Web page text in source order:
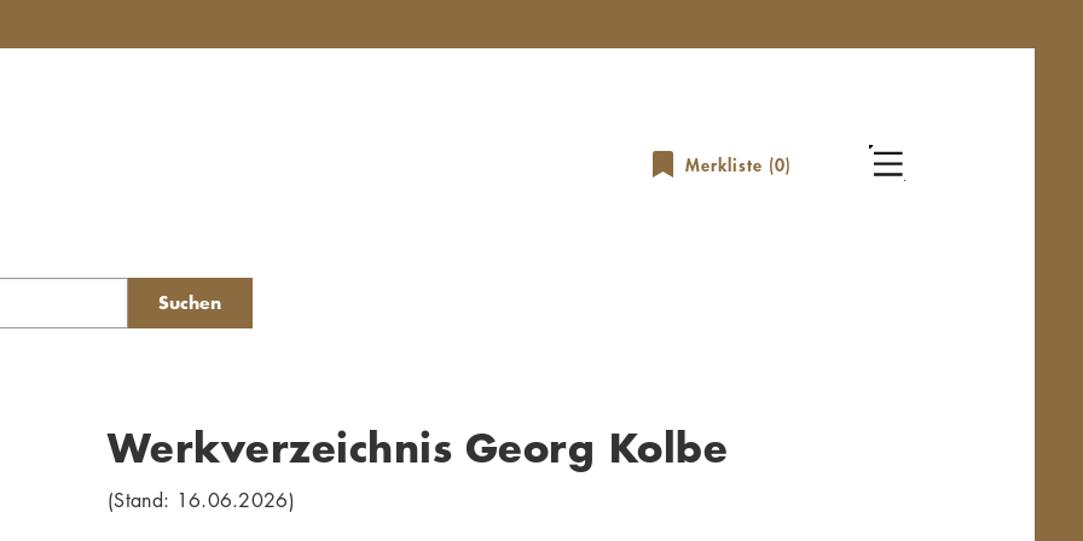
Merkliste (0)
Suchen
Werkverzeichnis Georg Kolbe
(Stand: 16.06.2026)